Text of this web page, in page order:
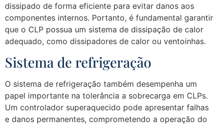
dissipado de forma eficiente para evitar danos aos
componentes internos. Portanto, é fundamental garantir
que o CLP possua um sistema de dissipação de calor
adequado, como dissipadores de calor ou ventoinhas.
Sistema de refrigeração
O sistema de refrigeração também desempenha um
papel importante na tolerância a sobrecarga em CLPs.
Um controlador superaquecido pode apresentar falhas
e danos permanentes, comprometendo a operação do